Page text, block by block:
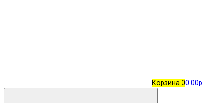
Корзина 00.00р.